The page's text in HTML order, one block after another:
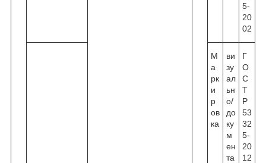
5-
20
02
М
а
рк
и
р
ов
ка
ви
зу
ал
ьн
о/
до
ку
м
ен
та
Г
О
С
Т
Р
53
32
5-
20
12